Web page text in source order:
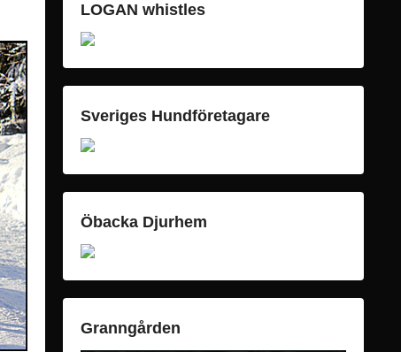
LOGAN whistles
Sveriges Hundföretagare
Öbacka Djurhem
Granngården